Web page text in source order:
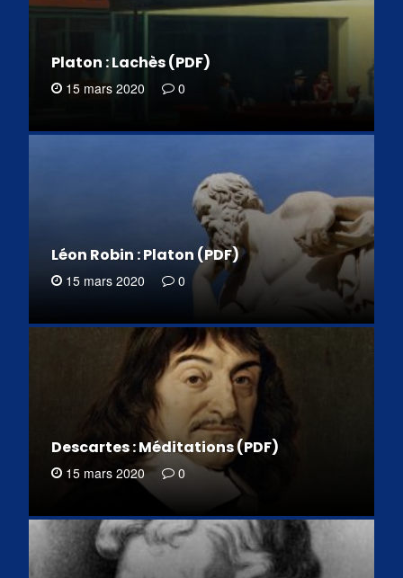
Platon : Lachès (PDF)
15 mars 2020 0
Léon Robin : Platon (PDF)
15 mars 2020 0
Descartes : Méditations (PDF)
15 mars 2020 0